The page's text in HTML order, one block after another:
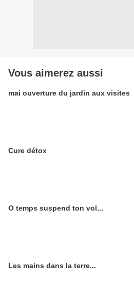
Vous aimerez aussi
mai ouverture du jardin aux visites
Cure détox
O temps suspend ton vol...
Les mains dans la terre...